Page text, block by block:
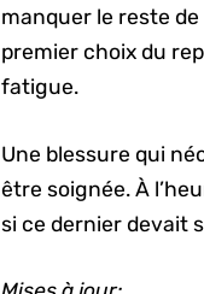
manquer le reste de
premier choix du
fatigue.
Une blessure qui
être soignée. À
si ce dernier devait